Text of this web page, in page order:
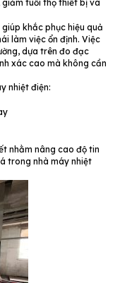
tuổi thọ thiết bị và
giúp khắc phục hiệu quả
làm việc ổn định. Việc
dựa trên đo đạc
xác cao mà không cần
nhiệt điện:
nhằm nâng cao độ tin
trong nhà máy nhiệt